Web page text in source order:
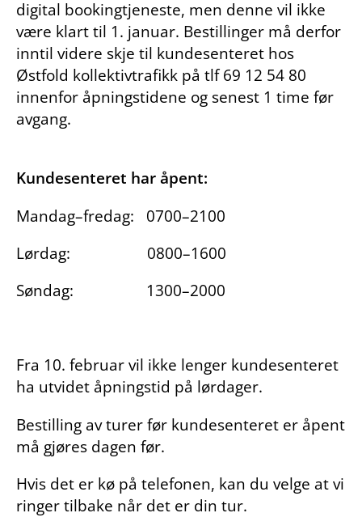
digital bookingtjeneste, men denne vil ikke
være klart til 1. januar. Bestillinger må derfor
inntil videre skje til kundesenteret hos
Østfold kollektivtrafikk på tlf 69 12 54 80
innenfor åpningstidene og senest 1 time før
avgang.
Kundesenteret har åpent:
Mandag–fredag: 0700–2100
Lørdag: 0800–1600
Søndag: 1300–2000
Fra 10. februar vil ikke lenger kundesenteret
ha utvidet åpningstid på lørdager.
Bestilling av turer før kundesenteret er åpent
må gjøres dagen før.
Hvis det er kø på telefonen, kan du velge at vi
ringer tilbake når det er din tur.